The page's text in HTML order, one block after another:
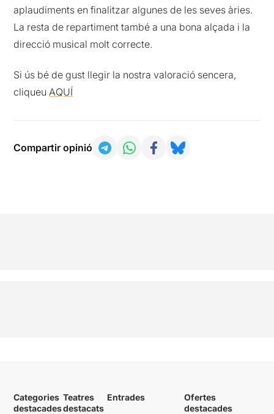
aplaudiments en finalitzar algunes de les seves àries.
La resta de repartiment també a una bona alçada i la
direcció musical molt correcte.
Si ús bé de gust llegir la nostra valoració sencera,
cliqueuAQUÍ
Compartir opinió
Categories
destacades
Teatres
destacats
Entrades
Ofertes
destacades